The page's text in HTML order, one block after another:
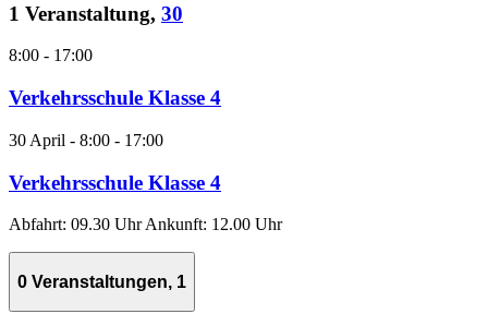
1 Veranstaltung, 30
8:00 - 17:00
Verkehrsschule Klasse 4
30 April - 8:00 - 17:00
Verkehrsschule Klasse 4
Abfahrt: 09.30 Uhr Ankunft: 12.00 Uhr
0 Veranstaltungen, 1